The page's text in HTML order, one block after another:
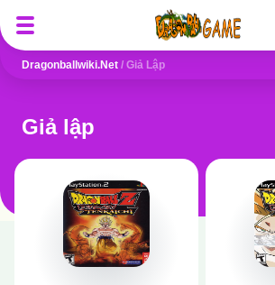
Dragonballwiki.net / Giả Lập
Giả lập